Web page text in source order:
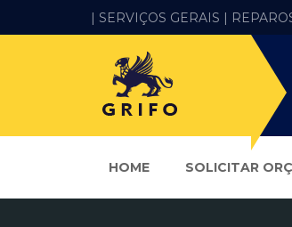
| SERVIÇOS GERAIS |
HOME SOLICITAR